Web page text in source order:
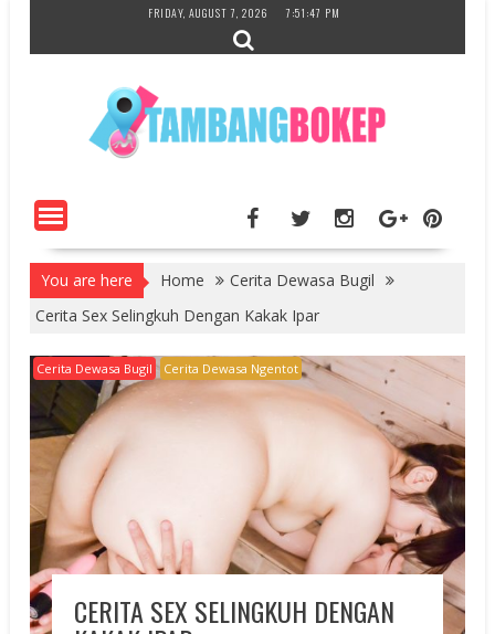
content
FRIDAY, AUGUST 7, 2026 7:51:48 PM
You are here Home
Cerita Dewasa Bugil
Cerita Sex Selingkuh Dengan Kakak Ipar
Cerita Dewasa Bugil Cerita Dewasa Ngentot
CERITA SEX SELINGKUH DENGAN